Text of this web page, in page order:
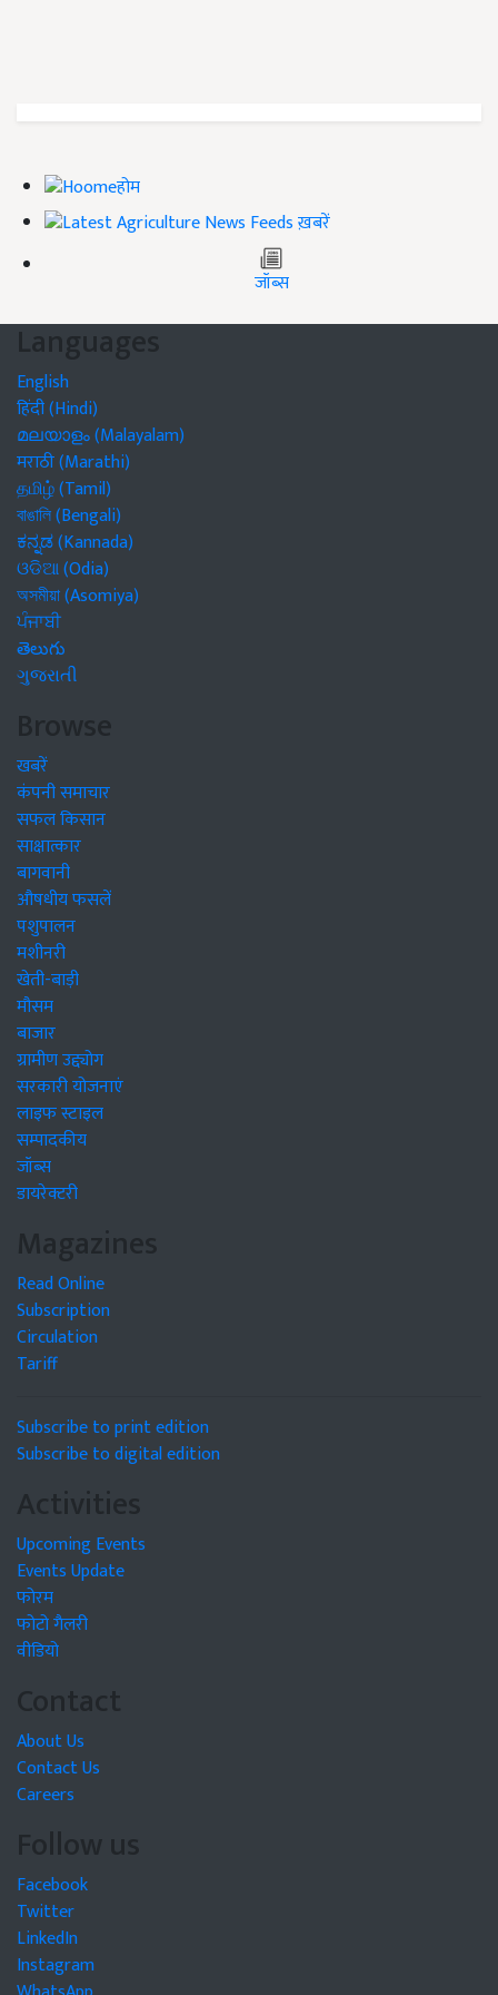
होम
ख़बरें
जॉब्स
Languages
English
हिंदी (Hindi)
മലയാളം (Malayalam)
मराठी (Marathi)
தமிழ் (Tamil)
বাঙালি (Bengali)
ಕನ್ನಡ (Kannada)
ଓଡିଆ (Odia)
অসমীয়া (Asomiya)
ਪੰਜਾਬੀ
తెలుగు
ગુજરાતી
Browse
खबरें
कंपनी समाचार
सफल किसान
साक्षात्कार
बागवानी
औषधीय फसलें
पशुपालन
मशीनरी
खेती-बाड़ी
मौसम
बाजार
ग्रामीण उद्द्योग
सरकारी योजनाएं
लाइफ स्टाइल
सम्पादकीय
जॉब्स
डायरेक्टरी
Magazines
Read Online
Subscription
Circulation
Tariff
Subscribe to print edition
Subscribe to digital edition
Activities
Upcoming Events
Events Update
फोरम
फोटो गैलरी
वीडियो
Contact
About Us
Contact Us
Careers
Follow us
Facebook
Twitter
LinkedIn
Instagram